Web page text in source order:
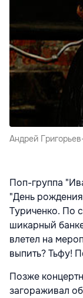
Андрей
Поп-группа
"День
Туриченко. По
шикарный
влетел на
выпить? Тьфу!
Позже
загораживал